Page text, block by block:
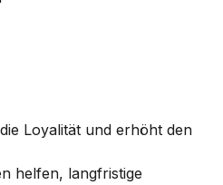
die Loyalität und erhöht den
helfen, langfristige